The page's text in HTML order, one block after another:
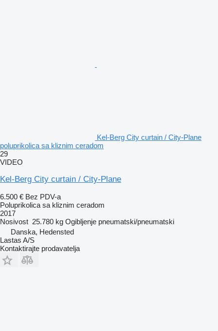
Kel-Berg City curtain / City-Plane
poluprikolica sa kliznim ceradom
29
VIDEO
Kel-Berg City curtain / City-Plane
6.500 € Bez PDV-a
Poluprikolica sa kliznim ceradom
2017
Nosivost 25.780 kg Ogibljenje pneumatski/pneumatski
Danska, Hedensted
Lastas A/S
Kontaktirajte prodavatelja